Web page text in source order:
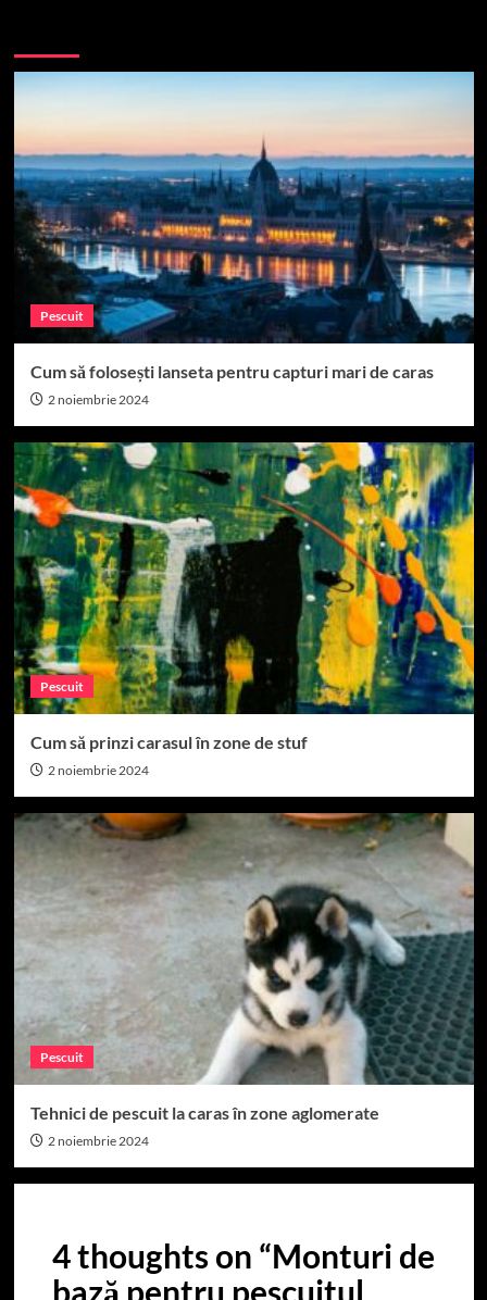
Pescuit
Cum să folosești lanseta pentru capturi mari de caras
2 noiembrie 2024
Pescuit
Cum să prinzi carasul în zone de stuf
2 noiembrie 2024
Pescuit
Tehnici de pescuit la caras în zone aglomerate
2 noiembrie 2024
4 thoughts on “Monturi de
bază pentru pescuitul